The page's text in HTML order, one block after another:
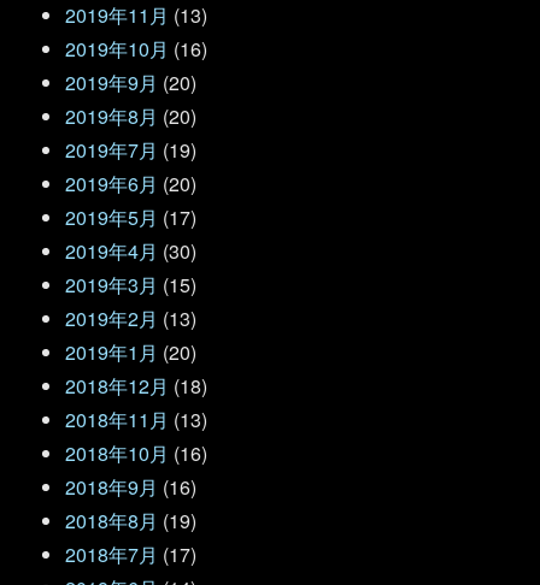
2019年11月 (13)
2019年10月 (16)
2019年9月 (20)
2019年8月 (20)
2019年7月 (19)
2019年6月 (20)
2019年5月 (17)
2019年4月 (30)
2019年3月 (15)
2019年2月 (13)
2019年1月 (20)
2018年12月 (18)
2018年11月 (13)
2018年10月 (16)
2018年9月 (16)
2018年8月 (19)
2018年7月 (17)